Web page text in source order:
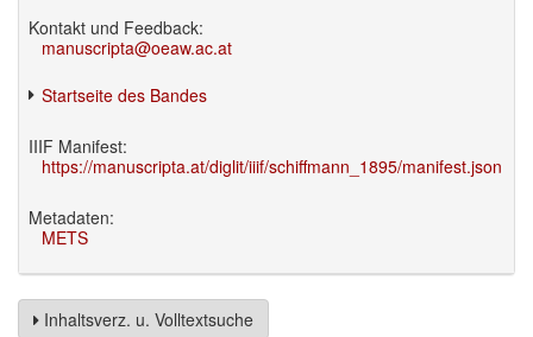
Kontakt und Feedback:
manuscripta@oeaw.ac.at
Startseite des Bandes
IIIF Manifest:
https://manuscripta.at/diglit/iiif/schiffmann_1895/manifest.json
Metadaten:
METS
Inhaltsverz. u. Volltextsuche